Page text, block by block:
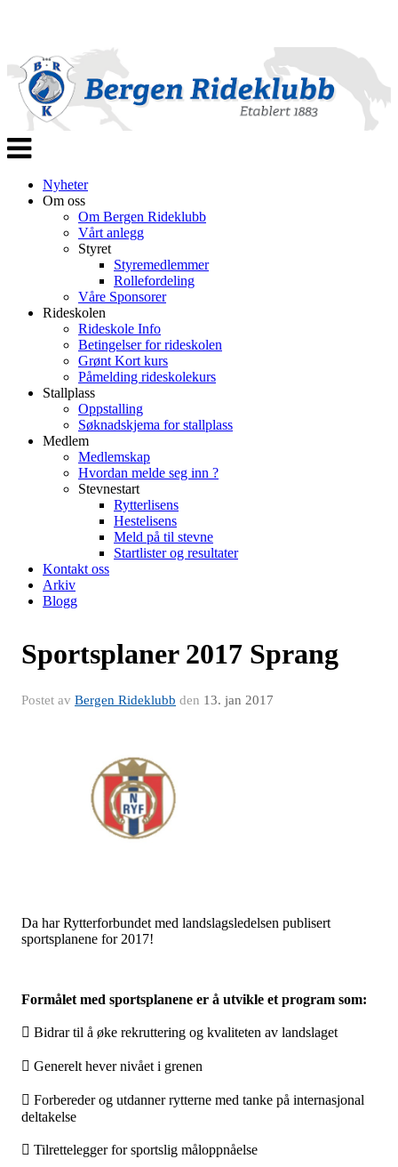
Veksle
navigasjon
Nyheter
Om oss
Om Bergen Rideklubb
Vårt anlegg
Styret
Styremedlemmer
Rollefordeling
Våre Sponsorer
Rideskolen
Rideskole Info
Betingelser for rideskolen
Grønt Kort kurs
Påmelding rideskolekurs
Stallplass
Oppstalling
Søknadskjema for stallplass
Medlem
Medlemskap
Hvordan melde seg inn ?
Stevnestart
Rytterlisens
Hestelisens
Meld på til stevne
Startlister og resultater
Kontakt oss
Arkiv
Blogg
Sportsplaner 2017 Sprang
Postet av Bergen Rideklubb den 13. jan 2017
Da har Rytterforbundet med landslagsledelsen publisert
sportsplanene for 2017!
Formålet med sportsplanene er å utvikle et program som:
 Bidrar til å øke rekruttering og kvaliteten av landslaget
 Generelt hever nivået i grenen
 Forbereder og utdanner rytterne med tanke på internasjonal
deltakelse
 Tilrettelegger for sportslig måloppnåelse